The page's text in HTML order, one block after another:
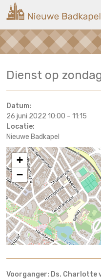
naar
inhoud
Nieuwe
Badkapel
op
Dienst op
Datum:
26 juni 2022 10:00 –11:15
Locatie:
Nieuwe Badkapel
+
−
Voorganger: Ds. Charlotte